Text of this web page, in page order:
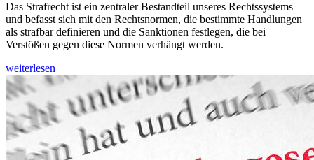
Das Strafrecht ist ein zentraler Bestandteil unseres Rechtssystems
und befasst sich mit den Rechtsnormen, die bestimmte Handlungen
als strafbar definieren und die Sanktionen festlegen, die bei
Verstößen gegen diese Normen verhängt werden.
weiterlesen